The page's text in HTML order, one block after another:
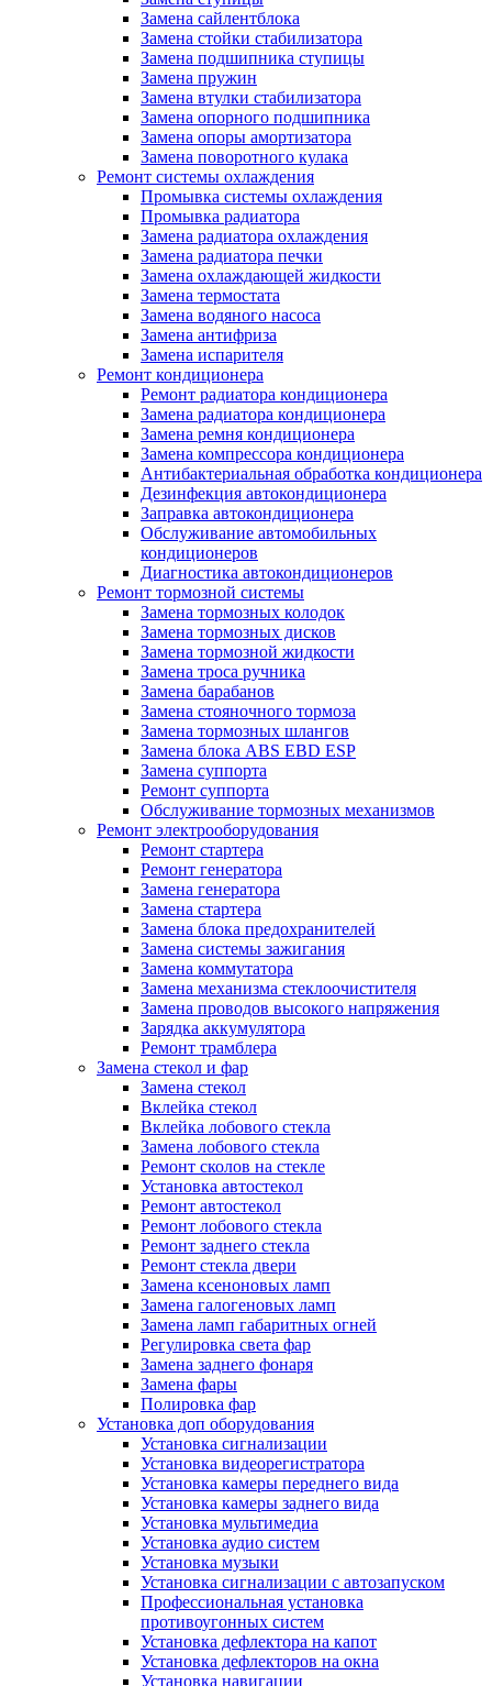
Замена сайлентблока
Замена стойки стабилизатора
Замена подшипника ступицы
Замена пружин
Замена втулки стабилизатора
Замена опорного подшипника
Замена опоры амортизатора
Замена поворотного кулака
Ремонт системы охлаждения
Промывка системы охлаждения
Промывка радиатора
Замена радиатора охлаждения
Замена радиатора печки
Замена охлаждающей жидкости
Замена термостата
Замена водяного насоса
Замена антифриза
Замена испарителя
Ремонт кондиционера
Ремонт радиатора кондиционера
Замена радиатора кондиционера
Замена ремня кондиционера
Замена компрессора кондиционера
Антибактериальная обработка кондиционера
Дезинфекция автокондиционера
Заправка автокондиционера
Обслуживание автомобильных
кондиционеров
Диагностика автокондиционеров
Ремонт тормозной системы
Замена тормозных колодок
Замена тормозных дисков
Замена тормозной жидкости
Замена троса ручника
Замена барабанов
Замена стояночного тормоза
Замена тормозных шлангов
Замена блока ABS EBD ESP
Замена суппорта
Ремонт суппорта
Обслуживание тормозных механизмов
Ремонт электрооборудования
Ремонт стартера
Ремонт генератора
Замена генератора
Замена стартера
Замена блока предохранителей
Замена системы зажигания
Замена коммутатора
Замена механизма стеклоочистителя
Замена проводов высокого напряжения
Зарядка аккумулятора
Ремонт трамблера
Замена стекол и фар
Замена стекол
Вклейка стекол
Вклейка лобового стекла
Замена лобового стекла
Ремонт сколов на стекле
Установка автостекол
Ремонт автостекол
Ремонт лобового стекла
Ремонт заднего стекла
Ремонт стекла двери
Замена ксеноновых ламп
Замена галогеновых ламп
Замена ламп габаритных огней
Регулировка света фар
Замена заднего фонаря
Замена фары
Полировка фар
Установка доп оборудования
Установка сигнализации
Установка видеорегистратора
Установка камеры переднего вида
Установка камеры заднего вида
Установка мультимедиа
Установка аудио систем
Установка музыки
Установка сигнализации с автозапуском
Профессиональная установка
противоугонных систем
Установка дефлектора на капот
Установка дефлекторов на окна
Установка навигации